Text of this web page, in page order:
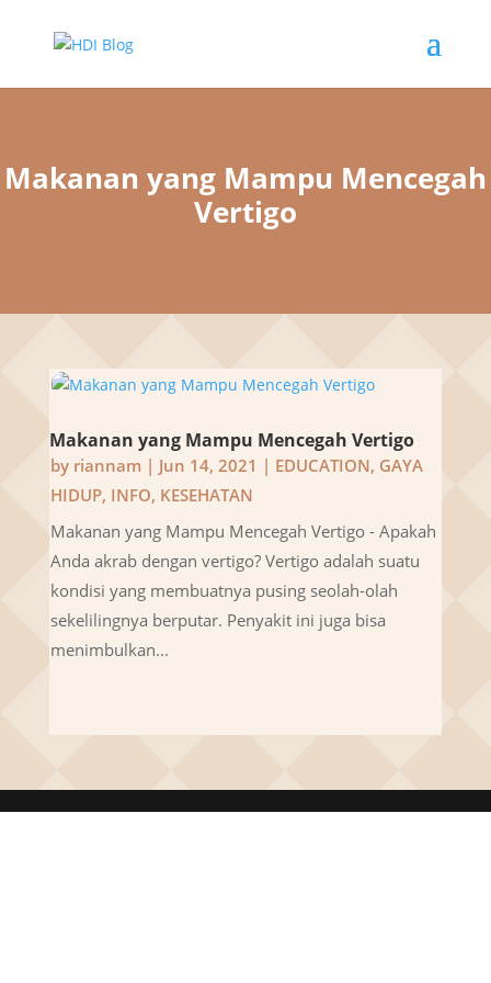
Makanan yang Mampu Mencegah
Vertigo
Makanan yang Mampu Mencegah Vertigo
by riannam| Jun 14, 2021 | EDUCATION, GAYA
HIDUP, INFO, KESEHATAN
Makanan yang Mampu Mencegah Vertigo - Apakah
Anda akrab dengan vertigo? Vertigo adalah suatu
kondisi yang membuatnya pusing seolah-olah
sekelilingnya berputar. Penyakit ini juga bisa
menimbulkan...